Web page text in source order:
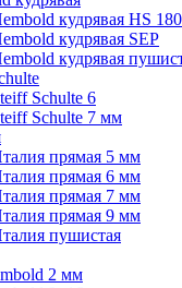
кудрявая HS 180
кудрявая SEP
кудрявая
Schulte 6
Schulte 7 мм
прямая 5 мм
прямая 6 мм
прямая 7 мм
прямая 9 мм
пушистая
2 мм